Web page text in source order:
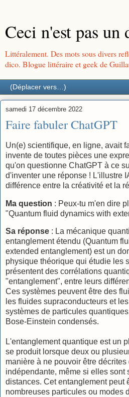
Ceci n'est pas
Littéralement. Des mots sous divers
dico. Blogue littéraire et geek de
samedi 17 décembre 2022
Faire fabuler ChatGPT
Un(e) scientifique, en ligne, avait
invente de toutes pièces une
qu'on questionne ChatGPT à ce
d'inventer une réponse ! L'illustre
différence entre la créativité et la
Ma question : Peux-tu m'en dire
"Quantum fluid dynamics with
Sa réponse : La mécanique
entanglement étendu (Quantum
extended entanglement) est un
physique théorique qui étudie les
présentent des corrélations
"entanglement", entre leurs
Ces systèmes peuvent être des
les fluides supraconducteurs et
systèmes de particules
Bose-Einstein condensés.
L'entanglement quantique est un
se produit lorsque deux ou
manière à ne pouvoir être décrites
indépendante, même si elles sont
distances. Cet entanglement peut
nombreuses particules ou modes